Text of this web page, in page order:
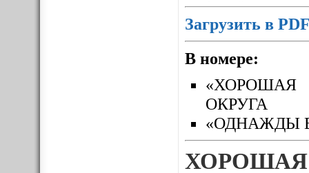
Загрузить в
В номере:
«ХОРОШАЯ
ОКРУГА
«ОДНАЖДЫ
ХОРОШАЯ